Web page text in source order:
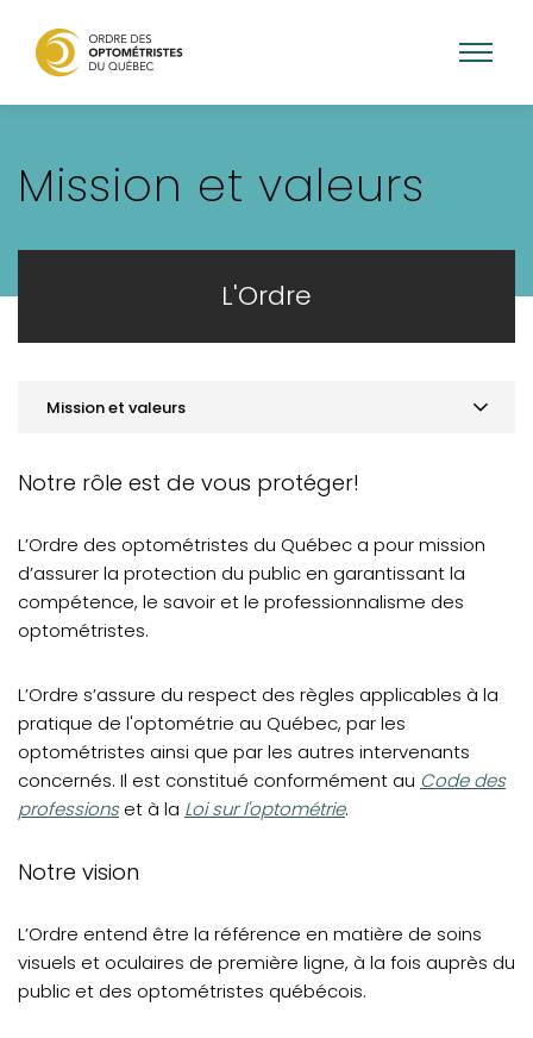
contenu
Mission et valeurs
L'Ordre
Mission et valeurs
Gouvernance
Notre équipe
Déclaration de services
Protection des renseignements personnels et accès à
Notre rôle est de vous protéger!
L’Ordre des optométristes du Québec a pour mission
d’assurer la protection du public en garantissant la
compétence, le savoir et le professionnalisme des
optométristes.
L’Ordre s’assure du respect des règles applicables à la
pratique de l'optométrie au Québec, par les
optométristes ainsi que par les autres intervenants
concernés. Il est constitué conformément au (opens in a
Code des
professionset à la (opens in a new tab)
Loi sur l'optométrie.
Notre vision
L’Ordre entend être la référence en matière de soins
visuels et oculaires de première ligne, à la fois auprès du
public et des optométristes québécois.